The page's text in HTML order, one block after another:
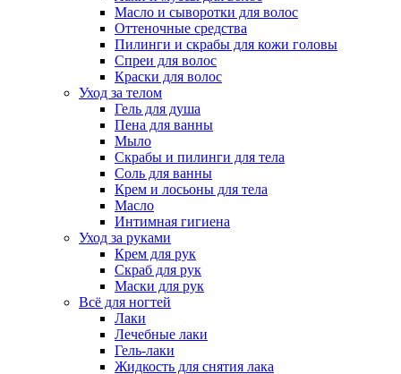
Масло и сыворотки для волос
Оттеночные средства
Пилинги и скрабы для кожи головы
Спреи для волос
Краски для волос
Уход за телом
Гель для душа
Пена для ванны
Мыло
Скрабы и пилинги для тела
Соль для ванны
Крем и лосьоны для тела
Масло
Интимная гигиена
Уход за руками
Крем для рук
Скраб для рук
Маски для рук
Всё для ногтей
Лаки
Лечебные лаки
Гель-лаки
Жидкость для снятия лака